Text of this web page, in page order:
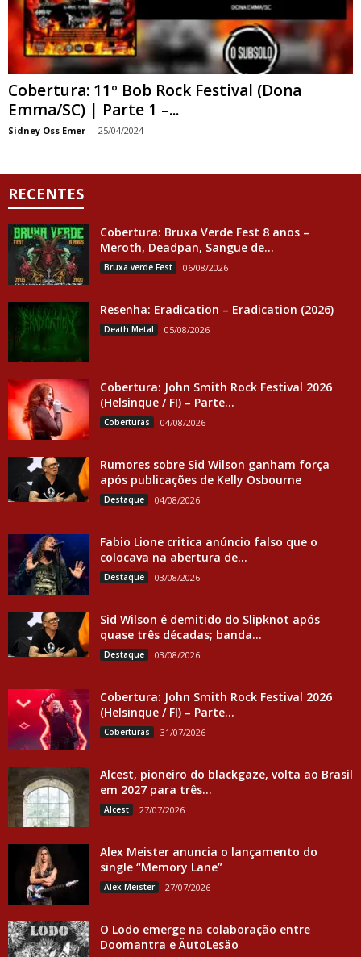
Cobertura: 11º Bob Rock Festival (Dona
Emma/SC) | Parte 1 –...
Sidney Oss Emer - 25/04/2024
RECENTES
Cobertura: Bruxa Verde Fest 8 anos –
Meroth, Deadpan, Sangue de...
Bruxa verde Fest 06/08/2026
Resenha: Eradication – Eradication (2026)
Death Metal 05/08/2026
Cobertura: John Smith Rock Festival 2026
(Helsinque / FI) – Parte...
Coberturas 04/08/2026
Rumores sobre Sid Wilson ganham força
após publicações de Kelly Osbourne
Destaque 04/08/2026
Fabio Lione critica anúncio falso que o
colocava na abertura de...
Destaque 03/08/2026
Sid Wilson é demitido do Slipknot após
quase três décadas; banda...
Destaque 03/08/2026
Cobertura: John Smith Rock Festival 2026
(Helsinque / FI) – Parte...
Coberturas 31/07/2026
Alcest, pioneiro do blackgaze, volta ao Brasil
em 2027 para três...
Alcest 27/07/2026
Alex Meister anuncia o lançamento do
single “Memory Lane”
Alex Meister 27/07/2026
O Lodo emerge na colaboração entre
Doomantra e ÄutoLesäo